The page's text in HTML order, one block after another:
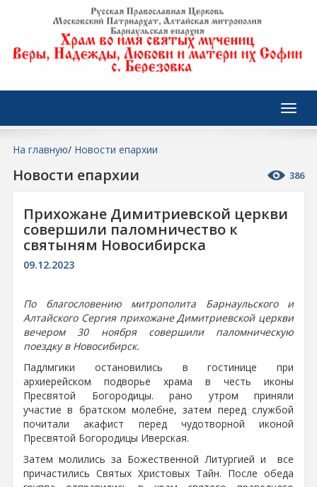
На главную/ Новости епархии
Новости епархии 386
Прихожане Димитриевской церкви
совершили паломничество к
святыням Новосибирска
09.12.2023
По благословению митрополита Барнаульского и
Алтайского Сергия прихожане Димитриевской церкви
вечером 30 ноября совершили паломническую
поездку в Новосибирск.
Падлмгики остановились в гостинице при
архиерейском подворье храма в честь иконы
Пресвятой Богородицы. рано утром приняли
участие в братском молебне, затем перед службой
почитали акафист перед чудотворной иконой
Пресвятой Богородицы Иверская.
Затем молились за Божественной Литургией и все
причастились Святых Христовых Тайн. После обеда